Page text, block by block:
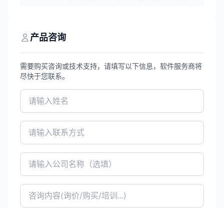
产品咨询
需要购买咨询或技术支持，请填写以下信息，软件服务商将
尽快于您联系。